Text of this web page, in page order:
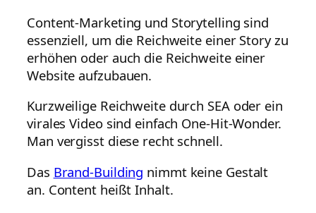
Content-Marketing und Storytelling sind
essenziell, um die Reichweite einer Story zu
erhöhen oder auch die Reichweite einer
Website aufzubauen.
Kurzweilige Reichweite durch SEA oder ein
virales Video sind einfach One-Hit-Wonder.
Man vergisst diese recht schnell.
Das Brand-Building nimmt keine Gestalt
an. Content heißt Inhalt.